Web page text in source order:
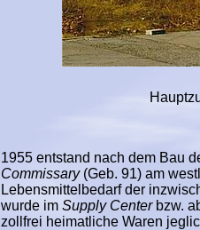
Hauptzufahrt zum
1955 entstand nach dem Bau
Commissary(Geb. 91) am
Lebensmittelbedarf der
wurde im Supply Centerbzw.
zollfrei heimatliche Waren